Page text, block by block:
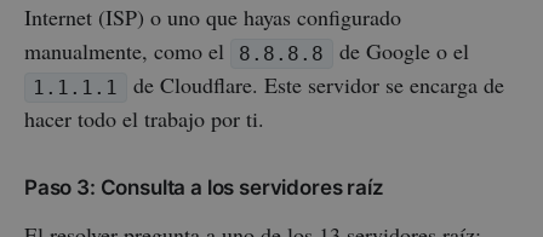
Internet (ISP) o uno que hayas configurado
manualmente, como el
8.8.8.8 de Google o el
1.1.1.1
de Cloudflare. Este servidor se encarga de
hacer todo el trabajo por ti.
Paso 3: Consulta a los servidores raíz